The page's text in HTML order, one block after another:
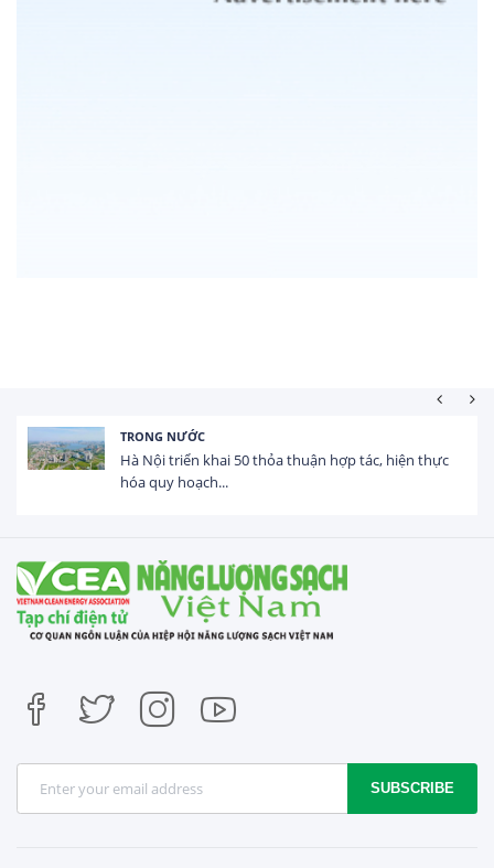
HOẠT ĐỘNG ĐẦU TƯ
Tổng vốn FDI đăng ký vào Việt Nam đạt gần 25 tỷ
USD trong 5 tháng...
SUBSCRIBE